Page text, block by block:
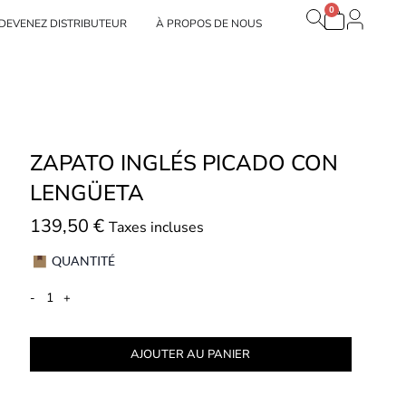
marcas
DEVENEZ DISTRIBUTEUR À PROPOS DE NOUS
0
Panier
ZAPATO INGLÉS PICADO CON
LENGÜETA
139,50 € Taxes incluses
QUANTITÉ
- +
AJOUTER AU PANIER